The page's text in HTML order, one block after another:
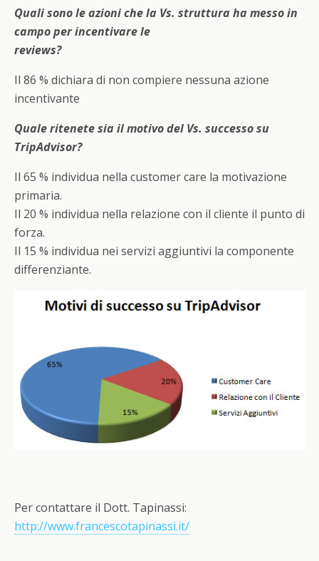
Quali sono le azioni che la Vs. struttura ha messo in
campo per incentivare le
reviews?
Il 86 % dichiara di non compiere nessuna azione
incentivante
Quale ritenete sia il motivo del Vs. successo su
TripAdvisor?
Il 65 % individua nella customer care la motivazione
primaria.
Il 20 % individua nella relazione con il cliente il punto di
forza.
Il 15 % individua nei servizi aggiuntivi la componente
differenziante.
Per contattare il Dott. Tapinassi:
http://www.francescotapinassi.it/